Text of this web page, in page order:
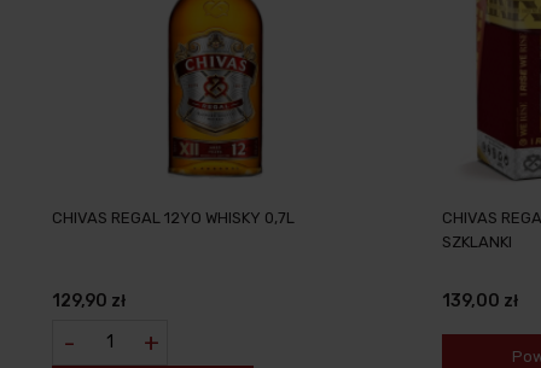
CHIVAS REGAL 12YO WHISKY 0,7L
129,90 zł
- +
CHIVAS
SZKLANKI
139,00 zł